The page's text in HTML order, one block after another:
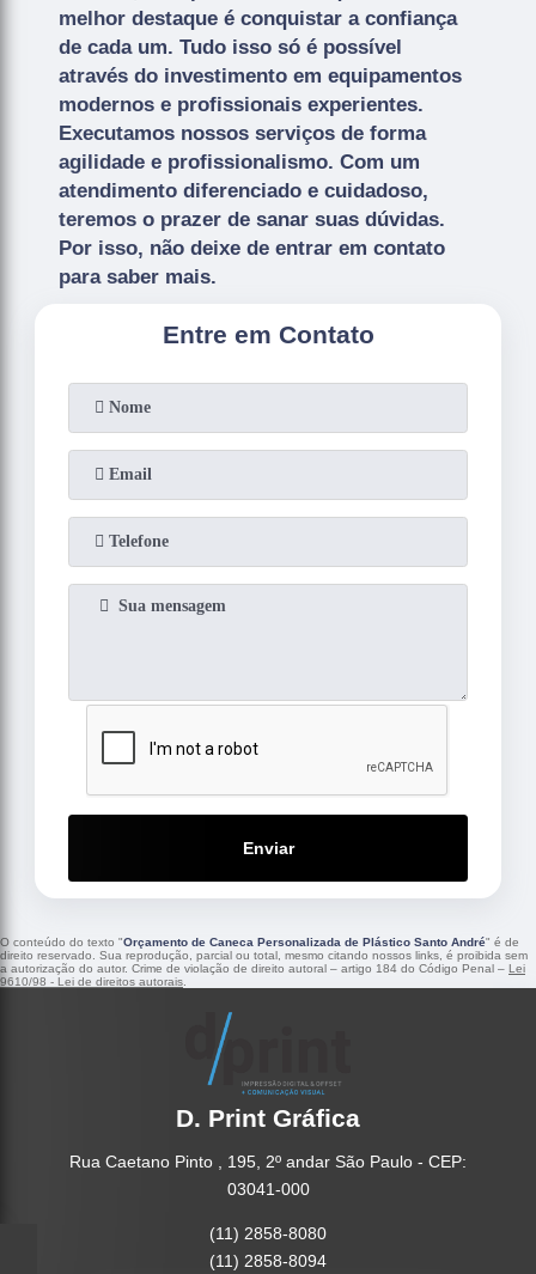
melhor destaque é conquistar a confiança
de cada um. Tudo isso só é possível
através do investimento em equipamentos
modernos e profissionais experientes.
Executamos nossos serviços de forma
agilidade e profissionalismo. Com um
atendimento diferenciado e cuidadoso,
teremos o prazer de sanar suas dúvidas.
Por isso, não deixe de entrar em contato
para saber mais.
Entre em Contato
Enviar
O conteúdo do texto "Orçamento de Caneca Personalizada de Plástico Santo André" é de
direito reservado. Sua reprodução, parcial ou total, mesmo citando nossos links, é proibida sem
a autorização do autor. Crime de violação de direito autoral – artigo 184 do Código Penal – Lei
9610/98 - Lei de direitos autorais.
D. Print Gráfica
Rua Caetano Pinto , 195, 2º andar São Paulo - CEP:
03041-000
(11) 2858-8080
(11) 2858-8094